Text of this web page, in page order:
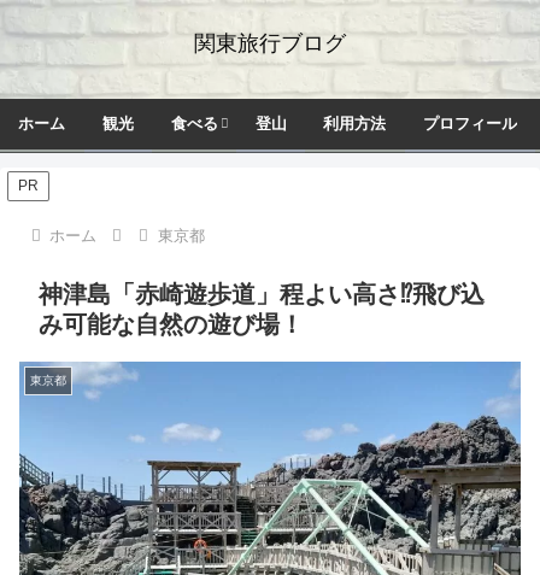
関東旅行ブログ
ホーム 観光 食べる 登山 利用方法 プロフィール
PR
ホーム 東京都
神津島「赤崎遊歩道」程よい高さ⁉飛び込
み可能な自然の遊び場！
東京都